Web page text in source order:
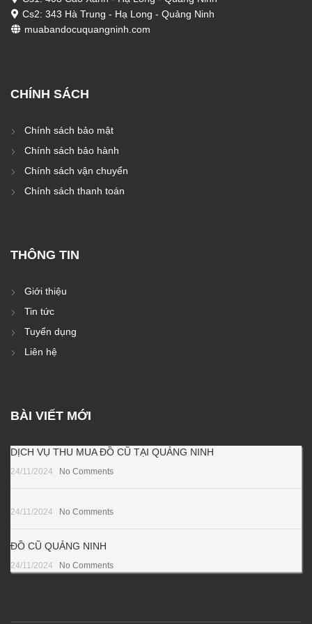
Cs2: 343 Hà Trung - Hạ Long - Quảng Ninh
muabandocuquangninh.com
CHÍNH SÁCH
Chính sách bảo mật
Chính sách bảo hành
Chính sách vận chuyển
Chính sách thanh toán
THÔNG TIN
Giới thiệu
Tin tức
Tuyển dụng
Liên hệ
BÀI VIẾT MỚI
DỊCH VỤ THU MUA ĐỒ CŨ TẠI QUẢNG NINH
24/11/2024 No Comments
24/11/2024 No Comments
ĐỒ CŨ QUẢNG NINH
24/11/2024 No Comments